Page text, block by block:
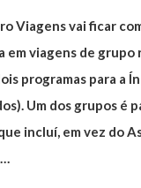
Viagens vai ficar
viagens de
programas para a
Um dos grupos é
incluí, em vez do